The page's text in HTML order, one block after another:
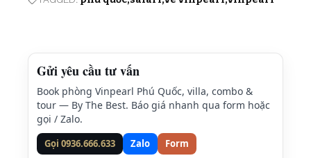
Gửi yêu cầu tư vấn
Book phòng Vinpearl Phú Quốc, villa, combo &
tour — By The Best. Báo giá nhanh qua form hoặc
gọi / Zalo.
Gọi 0936.666.633 Zalo Form